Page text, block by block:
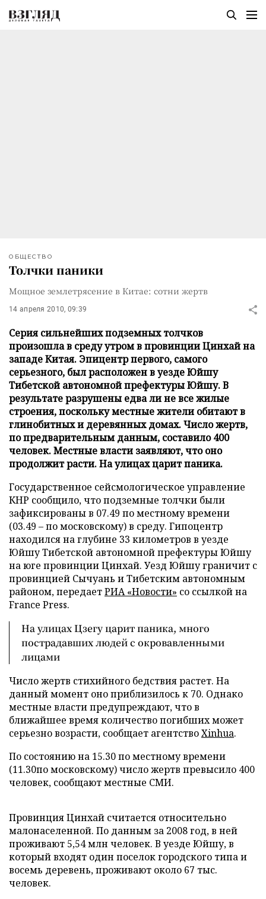
ОБЩЕСТВО
Толчки паники
Мощное землетрясение в Китае: сотни жертв
14 апреля 2010, 09:39
Серия сильнейших подземных толчков
произошла в среду утром в провинции Цинхай на
западе Китая. Эпицентр первого, самого
серьезного, был расположен в уезде Юйшу
Тибетской автономной префектуры Юйшу. В
результате разрушены едва ли не все жилые
строения, поскольку местные жители обитают в
глинобитных и деревянных домах. Число жертв,
по предварительным данным, составило 400
человек. Местные власти заявляют, что оно
продолжит расти. На улицах царит паника.
Государственное сейсмологическое управление
КНР сообщило, что подземные толчки были
зафиксированы в 07.49 по местному времени
(03.49 – по московскому) в среду. Гипоцентр
находился на глубине 33 километров в уезде
Юйшу Тибетской автономной префектуры Юйшу
на юге провинции Цинхай. Уезд Юйшу граничит с
провинцией Сычуань и Тибетским автономным
районом, передаетРИА «Новости» со ссылкой на
France Press.
На улицах Цзегу царит паника, много
пострадавших людей с окровавленными
лицами
Число жертв стихийного бедствия растет. На
данный момент оно приблизилось к 70. Однако
местные власти предупреждают, что в
ближайшее время количество погибших может
серьезно возрасти, сообщает агентствоXinhua.
По состоянию на 15.30 по местному времени
(11.30по московскому) число жертв превысило 400
человек, сообщают местные СМИ.
Провинция Цинхай считается относительно
малонаселенной. По данным за 2008 год, в ней
проживают 5,54 млн человек. В уезде Юйшу, в
который входят один поселок городского типа и
восемь деревень, проживают около 67 тыс.
человек.